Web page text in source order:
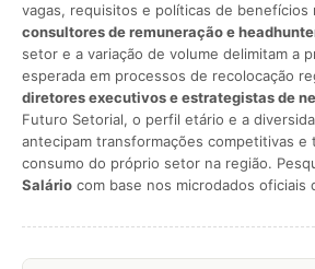
vagas, requisitos e políticas de benefícios
consultores de remuneração e
setor e a variação de volume delimitam a
esperada em processos de recolocação
diretores executivos e estrategistas de
Futuro Setorial, o perfil etário e a
antecipam transformações competitivas e
consumo do próprio setor na região.
Salário com base nos microdados oficiais